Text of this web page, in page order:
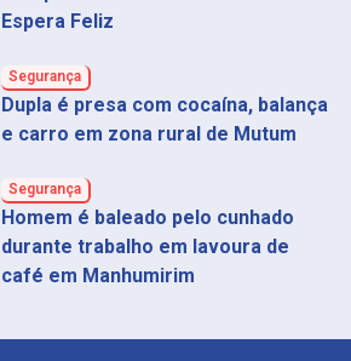
Espera Feliz
Segurança
Dupla é presa com cocaína, balança
e carro em zona rural de Mutum
Segurança
Homem é baleado pelo cunhado
durante trabalho em lavoura de
café em Manhumirim